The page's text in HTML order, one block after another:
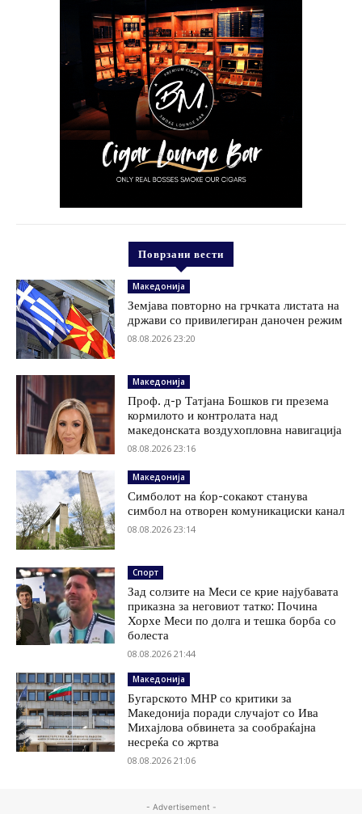
Поврзани вести
Македонија
Земјава повторно на грчката листата на
држави со привилегиран даночен режим
08.08.2026 23:20
Македонија
Проф. д-р Татјана Бошков ги презема
кормилото и контролата над
македонската воздухопловна навигација
08.08.2026 23:16
Македонија
Симболот на ќор-сокакот станува
симбол на отворен комуникациски канал
08.08.2026 23:14
Спорт
Зад солзите на Меси се крие најубавата
приказна за неговиот татко: Почина
Хорхе Меси по долга и тешка борба со
болеста
08.08.2026 21:44
Македонија
Бугарското МНР со критики за
Македонија поради случајот со Ива
Михајлова обвинета за сообраќајна
несреќа со жртва
08.08.2026 21:06
- Advertisement -